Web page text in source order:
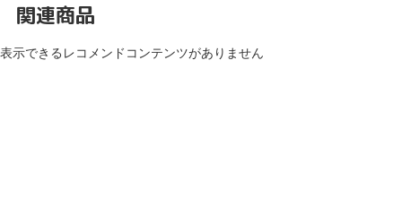
関連商品
表示できるレコメンドコンテンツがありません